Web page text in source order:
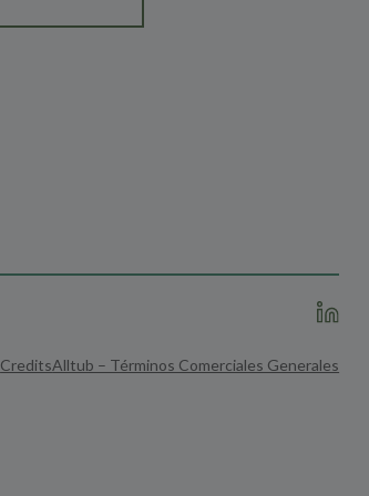
CreditsAlltub – Términos Comerciales Generales